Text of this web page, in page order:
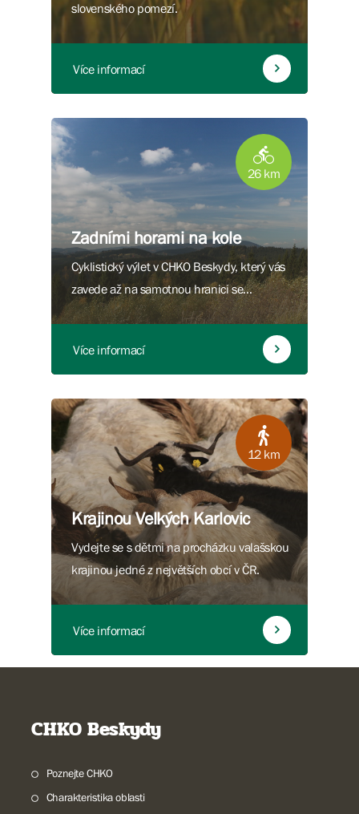
slovenského pomezí.
Více informací
26 km
Zadními horami na kole
Cyklistický výlet v CHKO Beskydy, který vás
zavede až na samotnou hranici se
Slovenskem.
Více informací
12 km
Krajinou Velkých Karlovic
Vydejte se s dětmi na procházku valašskou
krajinou jedné z největších obcí v ČR.
Více informací
CHKO Beskydy
Poznejte CHKO
Charakteristika oblasti